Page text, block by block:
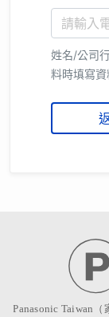
姓名/公司
料時填寫資